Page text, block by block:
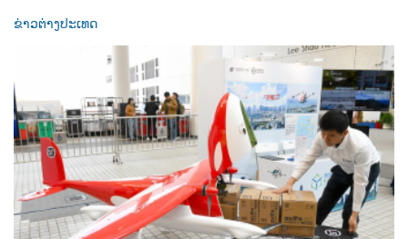
ຂ່າວຕ່າງປະເທດ